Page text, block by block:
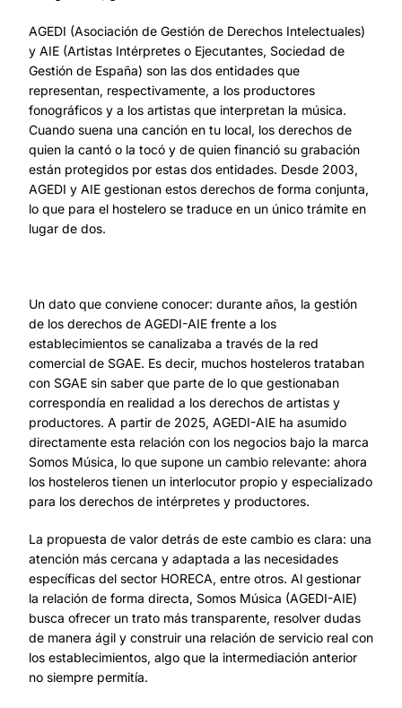
AGEDI (Asociación de Gestión de Derechos Intelectuales)
y AIE (Artistas Intérpretes o Ejecutantes, Sociedad de
Gestión de España) son las dos entidades que
representan, respectivamente, a los productores
fonográficos y a los artistas que interpretan la música.
Cuando suena una canción en tu local, los derechos de
quien la cantó o la tocó y de quien financió su grabación
están protegidos por estas dos entidades. Desde 2003,
AGEDI y AIE gestionan estos derechos de forma conjunta,
lo que para el hostelero se traduce en un único trámite en
lugar de dos.
Un dato que conviene conocer: durante años, la gestión
de los derechos de AGEDI-AIE frente a los
establecimientos se canalizaba a través de la red
comercial de SGAE. Es decir, muchos hosteleros trataban
con SGAE sin saber que parte de lo que gestionaban
correspondía en realidad a los derechos de artistas y
productores. A partir de 2025, AGEDI-AIE ha asumido
directamente esta relación con los negocios bajo la marca
Somos Música, lo que supone un cambio relevante: ahora
los hosteleros tienen un interlocutor propio y especializado
para los derechos de intérpretes y productores.
La propuesta de valor detrás de este cambio es clara: una
atención más cercana y adaptada a las necesidades
específicas del sector HORECA, entre otros. Al gestionar
la relación de forma directa, Somos Música (AGEDI-AIE)
busca ofrecer un trato más transparente, resolver dudas
de manera ágil y construir una relación de servicio real con
los establecimientos, algo que la intermediación anterior
no siempre permitía.